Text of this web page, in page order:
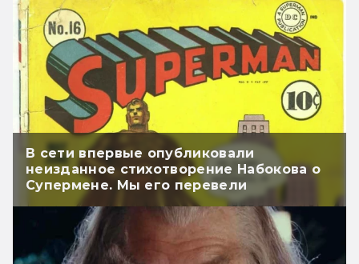
В сети впервые опубликовали
неизданное стихотворение Набокова о
Супермене. Мы его перевели